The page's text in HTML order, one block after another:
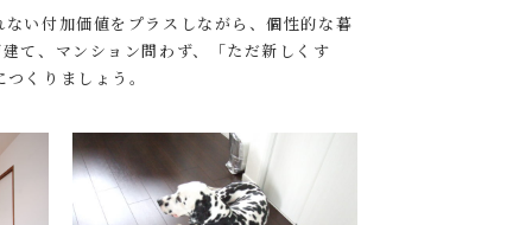
い付加価値をプラスしながら、個性的な暮
て、マンション問わず、「ただ新しくす
くりましょう。